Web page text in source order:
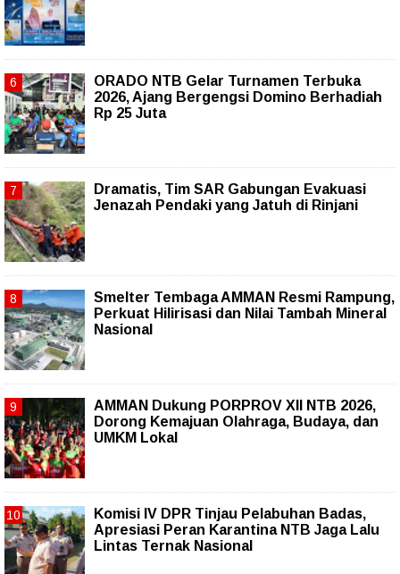
ORADO NTB Gelar Turnamen Terbuka
2026, Ajang Bergengsi Domino Berhadiah
Rp 25 Juta
Dramatis, Tim SAR Gabungan Evakuasi
Jenazah Pendaki yang Jatuh di Rinjani
Smelter Tembaga AMMAN Resmi Rampung,
Perkuat Hilirisasi dan Nilai Tambah Mineral
Nasional
AMMAN Dukung PORPROV XII NTB 2026,
Dorong Kemajuan Olahraga, Budaya, dan
UMKM Lokal
Komisi IV DPR Tinjau Pelabuhan Badas,
Apresiasi Peran Karantina NTB Jaga Lalu
Lintas Ternak Nasional